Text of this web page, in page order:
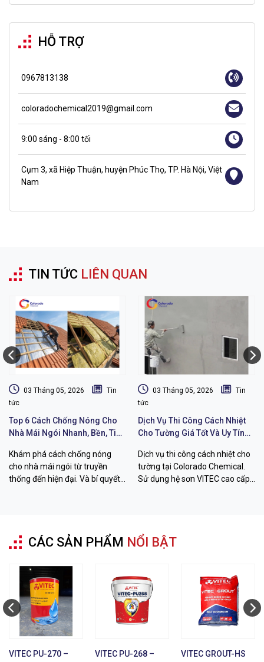
HỖ TRỢ
0967813138
coloradochemical2019@gmail.com
9:00 sáng - 8:00 tối
Cụm 3, xã Hiệp Thuận, huyện Phúc Thọ, TP. Hà Nội, Việt
Nam
TIN TỨC LIÊN QUAN
03 Tháng 05, 2026
Tin
tức
Top 6 Cách Chống Nóng Cho
Nhà Mái Ngói Nhanh, Bền, Tiết
Khám phá cách chống nóng
cho nhà mái ngói từ truyền
thống đến hiện đại. Và bí quyết
03 Tháng 05, 2026
Tin
tức
Dịch Vụ Thi Công Cách Nhiệt
Cho Tường Giá Tốt Và Uy Tín
Dịch vụ thi công cách nhiệt cho
tường tại Colorado Chemical.
Sử dụng hệ sơn VITEC cao cấp
CÁC SẢN PHẨM NỔI BẬT
VITEC PU-270 –
VITEC PU-268 –
VITEC GROUT-HS